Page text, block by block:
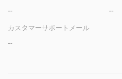
--
--
カスタマーサポートメール
--